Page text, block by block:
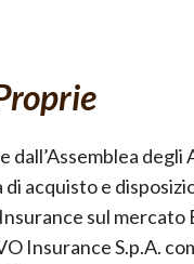
dall’Assemblea
acquisto e
sul
Insurance S.p.A.